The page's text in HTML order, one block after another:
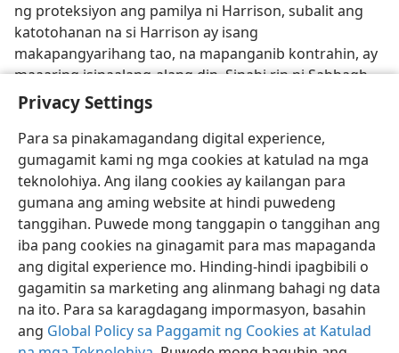
Privacy Settings
Para sa pinakamagandang digital experience,
gumagamit kami ng mga cookies at katulad na mga
teknolohiya. Ang ilang cookies ay kailangan para
gumana ang aming website at hindi puwedeng
tanggihan. Puwede mong tanggapin o tanggihan ang
iba pang cookies na ginagamit para mas mapaganda
ang digital experience mo. Hinding-hindi ipagbibili o
gagamitin sa marketing ang alinmang bahagi ng data
na ito. Para sa karagdagang impormasyon, basahin
ang Global Policy sa Paggamit ng Cookies at Katulad
ng proteksiyon ang pamilya ni Harrison, subalit ang
katotohanan na si Harrison ay isang
makapangyarihang tao, na mapanganib kontrahin, ay
maaaring isinaalang-alang din. Sinabi rin ni Sabbagh
na ang pagbubunyag dito “ay maaaring nakasamâ sa
reputasyon ng buong propesyon ng botanika.”
Tagalog I-share Gusto Mong Setting
Copyright © 2026 Watch Tower Bible and Tract Society of Pennsylvania
Kasunduan sa Paggamit Patakaran sa Privacy
Privacy Settings
JW.ORG
Mag-Log In